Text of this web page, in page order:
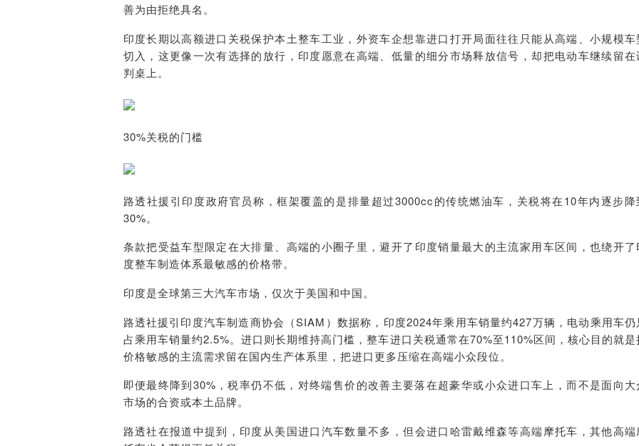
善为由拒绝具名。
印度长期以高额进口关税保护本土整车工业，外资车企想靠进口打开局面往往只能从高端、小规模车
切入，这更像一次有选择的放行，印度愿意在高端、低量的细分市场释放信号，却把电动车继续留在
判桌上。
30%关税的门槛
路透社援引印度政府官员称，框架覆盖的是排量超过3000cc的传统燃油车，关税将在10年内逐步降
30%。
条款把受益车型限定在大排量、高端的小圈子里，避开了印度销量最大的主流家用车区间，也绕开了
度整车制造体系最敏感的价格带。
印度是全球第三大汽车市场，仅次于美国和中国。
路透社援引印度汽车制造商协会（SIAM）数据称，印度2024年乘用车销量约427万辆，电动乘用车仍
占乘用车销量约2.5%。进口则长期维持高门槛，整车进口关税通常在70%至110%区间，核心目的就是
价格敏感的主流需求留在国内生产体系里，把进口更多压缩在高端小众段位。
即便最终降到30%，税率仍不低，对终端售价的改善主要落在超豪华或小众进口车上，而不是面向大
市场的合资或本土品牌。
路透社在报道中提到，印度从美国进口汽车数量不多，但会进口哈雷戴维森等高端摩托车，其他高端